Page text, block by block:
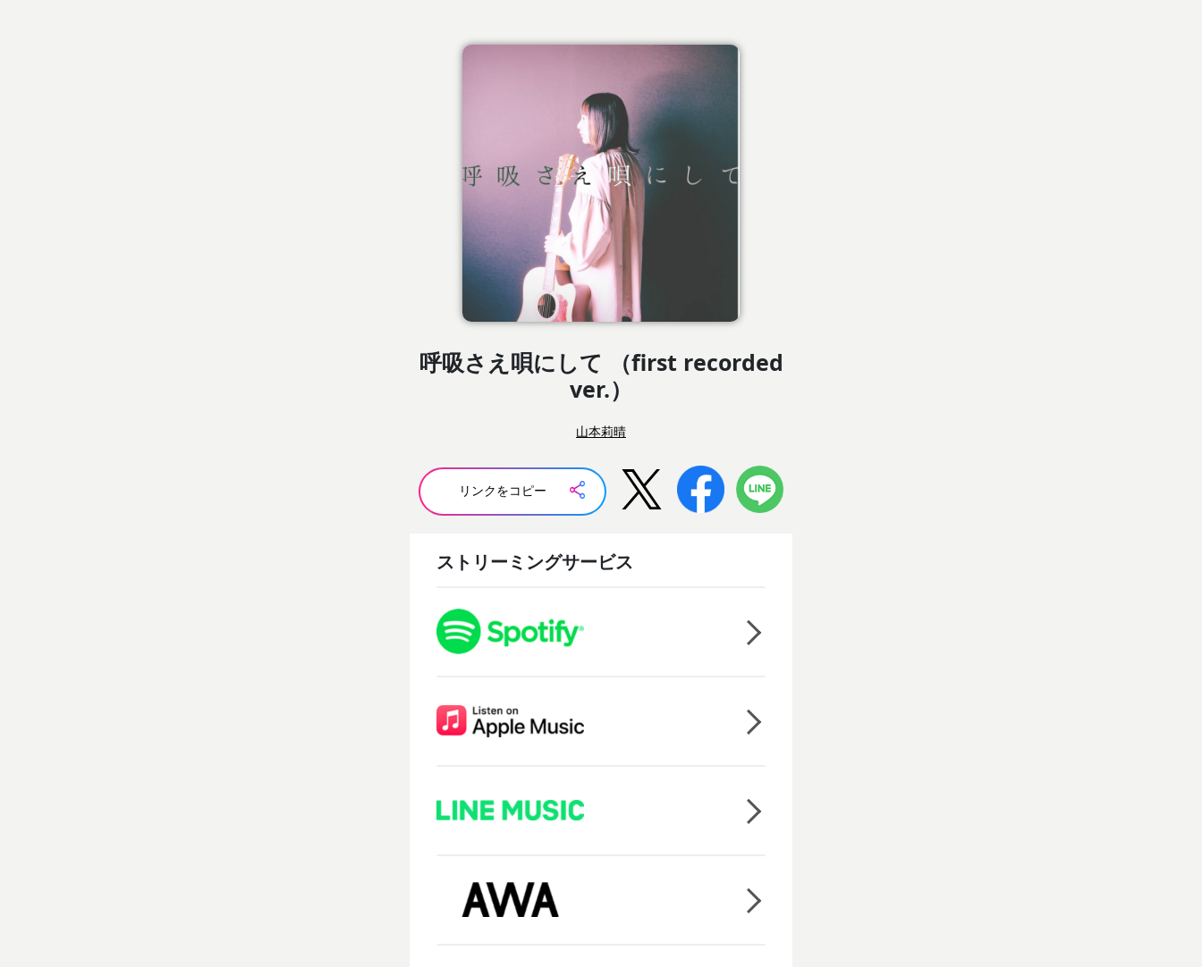
呼吸さえ唄にして （first recorded
ver.）
山本莉晴
リンクをコピー
ストリーミングサービス